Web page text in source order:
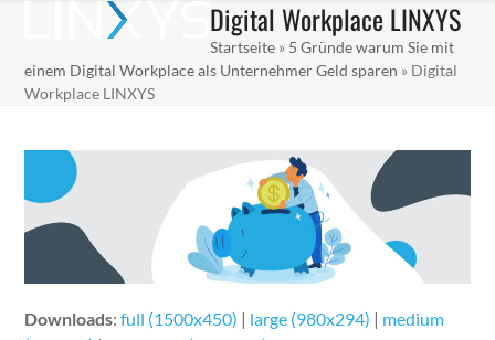
content
menu
menu
Digital Workplace LINXYS
Startseite » 5 Gründe warum Sie mit
einem Digital Workplace als Unternehmer Geld sparen » Digital
Workplace LINXYS
Downloads:full (1500x450) | large (980x294) | medium